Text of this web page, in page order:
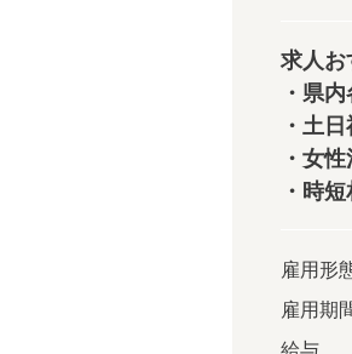
求人お
・県
・土
・女
・時
雇用形
雇用期